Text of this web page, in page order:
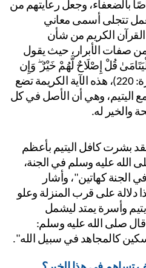
أعظم القربات، ففي هذا العمل تتجلى أسمى معاني
الإنسانية والرحمة، وقد رفع القرآن الكريم من شأن
الإحسان إلى اليتيم، وجعله من صفات الأبرار، حيث يقول
الله تعالى: ﴿وَيَسْأَلُونَكَ عَنِ الْيَتَامَىٰ قُلْ إِصْلَاحٌ لَّهُمْ خَيْرٌ ۖ وَإِن
تُخَالِطُوهُمْ فَإِخْوَانُكُمْ﴾ (البقرة: 220)، هذه الآية الكريمة تضع
قاعدة أساسية في التعامل مع اليتيم، وهي أن الأصل في كل
له.
أما السنة النبوية الشريفة، فقد بشرت كافل اليتيم بأعظم
بشرى، وهي صحبة النبي صلى الله عليه وسلم في الجنة،
حيث قال: "أنا وكافل اليتيم في الجنة كهاتين"، وأشار
بالسبابة والوسطى، وفي هذا دلالة على قرب المنزلة وعلو
المكانة، كما أن فضل كفالة يتيم وأسرة يمتد ليشمل
الساعي على الأرملة، حيث قال صلى الله عليه وسلم:
كالمجاهد في سبيل الله".